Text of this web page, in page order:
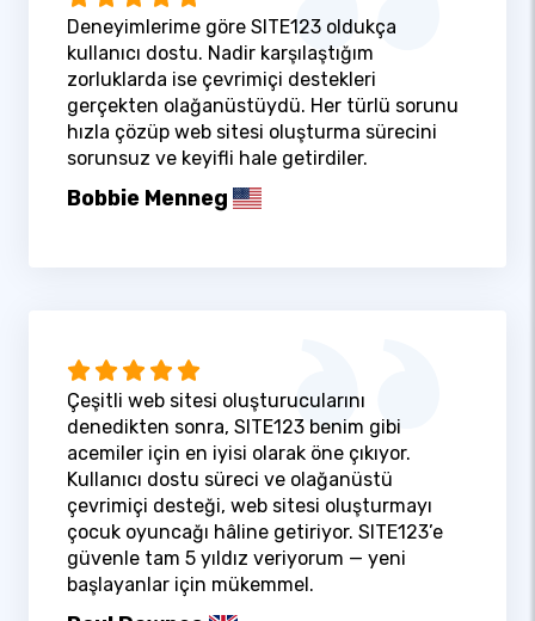
Deneyimlerime göre SITE123 oldukça
kullanıcı dostu. Nadir karşılaştığım
zorluklarda ise çevrimiçi destekleri
gerçekten olağanüstüydü. Her türlü sorunu
hızla çözüp web sitesi oluşturma sürecini
sorunsuz ve keyifli hale getirdiler.
Bobbie Menneg
Çeşitli web sitesi oluşturucularını
denedikten sonra, SITE123 benim gibi
acemiler için en iyisi olarak öne çıkıyor.
Kullanıcı dostu süreci ve olağanüstü
çevrimiçi desteği, web sitesi oluşturmayı
çocuk oyuncağı hâline getiriyor. SITE123’e
güvenle tam 5 yıldız veriyorum — yeni
başlayanlar için mükemmel.